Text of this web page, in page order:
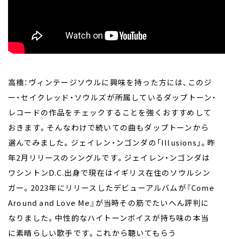
高橋：ヴィンテージソウルに興味を持った方には、このジ
ー・セイクレッド・ソウルズが所属しているダップトーン・
レコードの作品をチェックすることを強くおすすめして
おきます。そんなわけで続いての曲もダップトーンから
選んでみました。ジェイレン・ンゴンダの「Illusions」。昨
年2月リリースのシングルです。ジェイレン・ンゴンダは
ワシントンD.C.出身で現在はイギリス在住のソウルシン
ガー。2023年にリリースしたデビューアルバムが『Come
Around and Love Me』が当時その筋でたいへん評判に
なりました。中性的なハイトーンボイスが持ち味の本当
に素晴らしい歌手です。これから聴いてもらう